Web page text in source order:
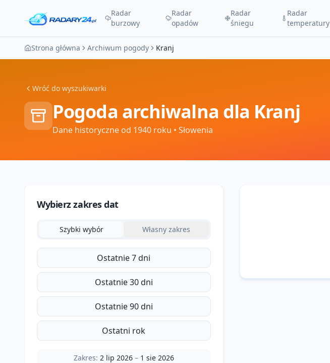
Radar
burzowy
Radar
opadów
Radar
śniegu
Radar
temperatury
Strona główna Archiwum pogody Kranj
Wróć do wyszukiwarki
Pogoda archiwalna dla Kranj
Dane historyczne od 1940 roku • Słowenia
Wybierz zakres dat
Szybki wybór Własny zakres
Ostatnie 7 dni
Ostatnie 30 dni
Ostatnie 90 dni
Ostatni rok
Zakres: 2 lip 2026– 1 sie 2026